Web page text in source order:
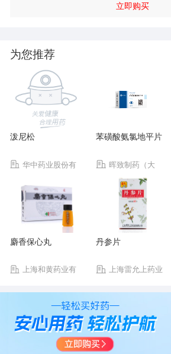
立即购买
为您推荐
泼尼松
华中药业股份有
苯磺酸氨氯地平片
晖致制药（大
连）有限公司
麝香保心丸
上海和黄药业有
丹参片
上海雷允上药业